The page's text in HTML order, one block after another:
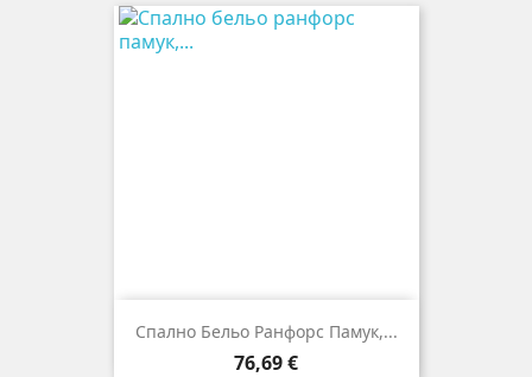
Спално Бельо Ранфорс Памук,...
Цена
76,69 €